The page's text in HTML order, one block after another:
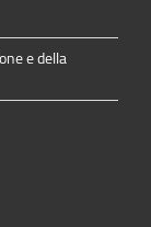
e della